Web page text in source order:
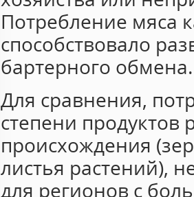
Потребление мяса
способствовало
бартерного обмена.
Для сравнения,
степени продуктов
происхождения
листья растений),
для регионов с